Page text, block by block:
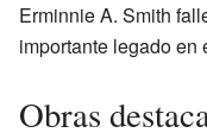
Erminnie A. Smith
importante legado en
Obras